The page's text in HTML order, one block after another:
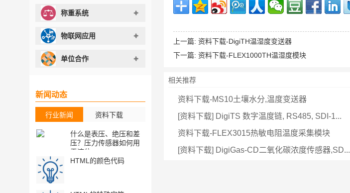
称重系统
物联网应用
单位合作
新闻动态
行业新闻 资料下载
什么是表压、绝压和差
压？压力传感器如何用
于液位...
HTML的颜色代码
[资料下载] DigiLL 数字
册,RS48...
上一篇: 资料下载-DigiTH温湿度变送器
下一篇: 资料下载-FLEX1000TH温湿度模块
相关推荐
资料下载-MS10土壤水分,温度变送器
[资料下载] DigiTS 数字温度链, RS485, SDI-1...
资料下载-FLEX3015热敏电阻温度采集模块
[资料下载] DigiGas-CD二氧化碳浓度传感器,SD...